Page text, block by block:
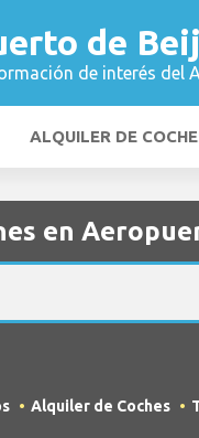
de
de interés del
ALQUILER DE
en
Alquiler de Coches